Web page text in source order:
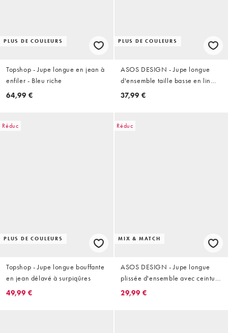
PLUS DE COULEURS
Topshop - Jupe longue en jean à
enfiler - Bleu riche
64,99 €
PLUS DE COULEURS
ASOS DESIGN - Jupe longue
d'ensemble taille basse en lin
mélangé avec détail contrastant -
37,99 €
Réduc
PLUS DE COULEURS
Topshop - Jupe longue bouffante
en jean délavé à surpiqûres
49,99 €
Réduc
MIX & MATCH
ASOS DESIGN - Jupe longue
plissée d'ensemble avec ceinture
nouée - Sarcelle
29,99 €